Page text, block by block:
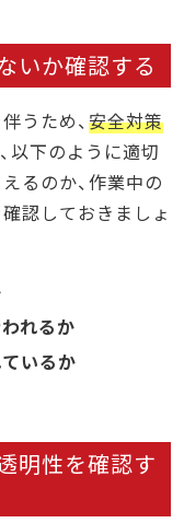
いか確認する
うため、安全対策
以下のように適切
るのか、作業中の
認しておきましょ
れるか
いるか
明性を確認す